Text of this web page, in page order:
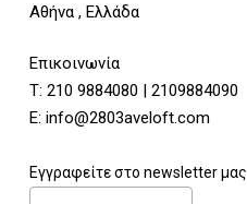
Αθήνα , Ελλάδα
Επικοινωνία
Τ: 210 9884080
2109884090
E: info@2803aveloft.com
Εγγραφείτε στο newsletter μας